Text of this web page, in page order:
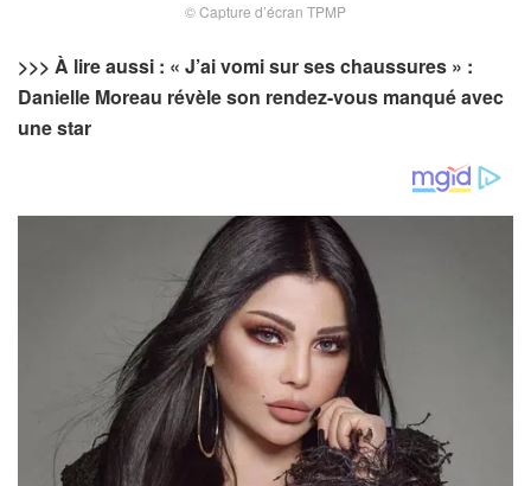
© Capture d’écran TPMP
>>> À lire aussi : « J’ai vomi sur ses chaussures » :
Danielle Moreau révèle son rendez-vous manqué avec
une star